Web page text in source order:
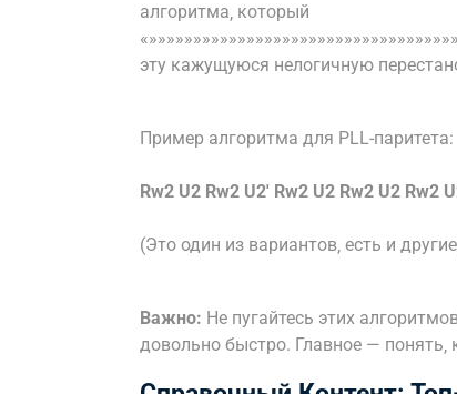
алгоритма‚ который
эту кажущуюся нелогичную
Пример алгоритма для PLL-паритета:
Rw2 U2 Rw2 U2′ Rw2 U2 Rw2 U2 Rw2
(Это один из вариантов‚ есть и
Важно: Не пугайтесь этих
довольно быстро. Главное — понять‚